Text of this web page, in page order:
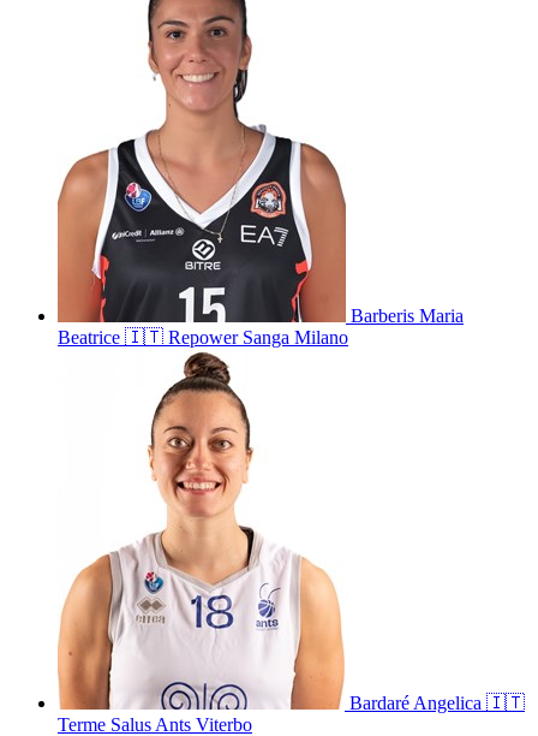
Barberis Maria
Beatrice 🇮🇹 Repower Sanga Milano
Bardaré Angelica 🇮🇹
Terme Salus Ants Viterbo